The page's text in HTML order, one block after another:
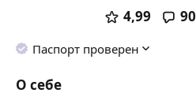
4,99
Паспорт проверен
О себе